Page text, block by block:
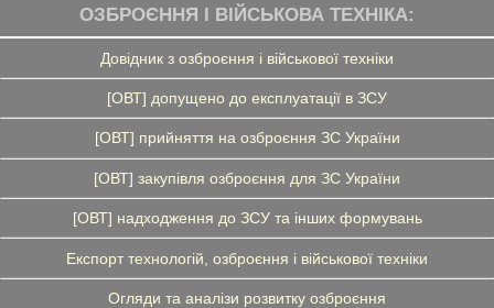
ОЗБРОЄННЯ І ВІЙСЬКОВА ТЕХНІКА:
Довідник з озброєння і військової техніки
[ОВТ] допущено до експлуатації в ЗСУ
[ОВТ] прийняття на озброєння ЗС України
[ОВТ] закупівля озброєння для ЗС України
[ОВТ] надходження до ЗСУ та інших формувань
Експорт технологій, озброєння і військової техніки
Огляди та аналізи розвитку озброєння